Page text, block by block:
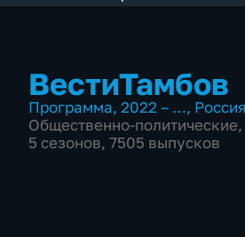
ВестиТамбов
Программа, 2022 – …, Россия
Общественно-политические,
5 сезонов, 7505 выпусков